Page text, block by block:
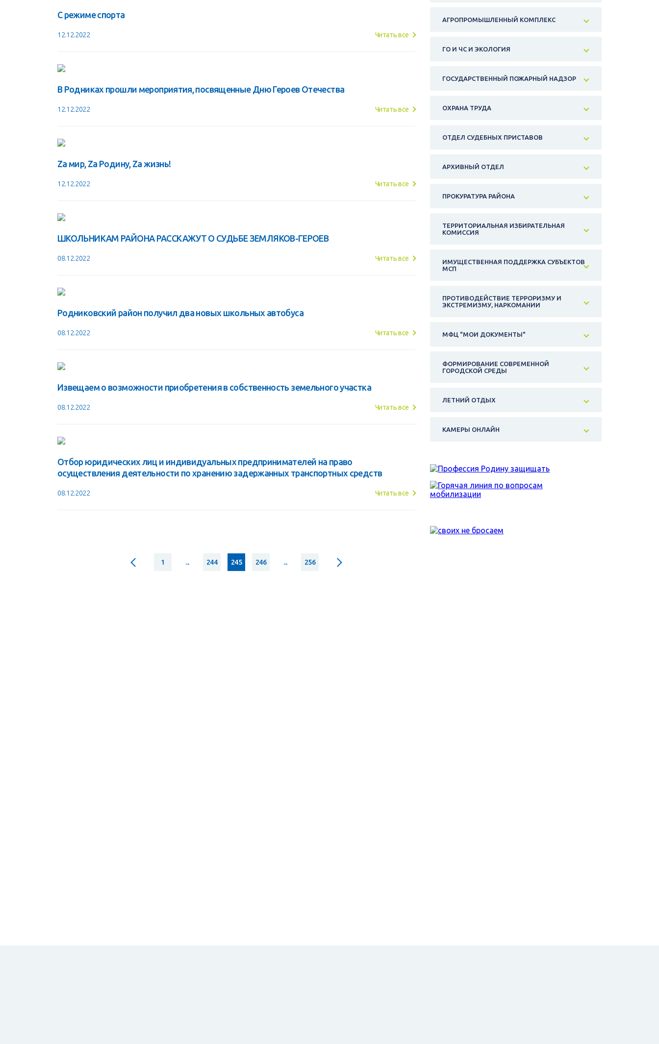
С режиме спорта
12.12.2022 Читать все
В Родниках прошли мероприятия, посвященные Дню Героев Отечества
12.12.2022 Читать все
Zа мир, Zа Родину, Za жизнь!
12.12.2022 Читать все
ШКОЛЬНИКАМ РАЙОНА РАССКАЖУТ О СУДЬБЕ ЗЕМЛЯКОВ-ГЕРОЕВ
08.12.2022 Читать все
Родниковский район получил два новых школьных автобуса
08.12.2022 Читать все
Извещаем о возможности приобретения в собственность земельного участка
08.12.2022 Читать все
Отбор юридических лиц и индивидуальных предпринимателей на право
осуществления деятельности по хранению задержанных транспортных средств
08.12.2022 Читать все
1 ... 244 245 246 ... 256
АГРОПРОМЫШЛЕННЫЙ КОМПЛЕКС
ГО И ЧС И ЭКОЛОГИЯ
ГОСУДАРСТВЕННЫЙ ПОЖАРНЫЙ НАДЗОР
ОХРАНА ТРУДА
ОТДЕЛ СУДЕБНЫХ ПРИСТАВОВ
АРХИВНЫЙ ОТДЕЛ
ПРОКУРАТУРА РАЙОНА
ТЕРРИТОРИАЛЬНАЯ ИЗБИРАТЕЛЬНАЯ
КОМИССИЯ
ИМУЩЕСТВЕННАЯ ПОДДЕРЖКА СУБЪЕКТОВ
МСП
ПРОТИВОДЕЙСТВИЕ ТЕРРОРИЗМУ И
ЭКСТРЕМИЗМУ, НАРКОМАНИИ
МФЦ "МОИ ДОКУМЕНТЫ"
ФОРМИРОВАНИЕ СОВРЕМЕННОЙ
ГОРОДСКОЙ СРЕДЫ
ЛЕТНИЙ ОТДЫХ
КАМЕРЫ ОНЛАЙН